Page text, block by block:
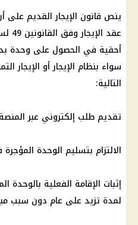
ينص قانون الإيجار القديم على
أحقية في الحصول على وحدة
سواء بنظام الإيجار أو الإيجار
التالية:
تقديم طلب إلكتروني عبر
الالتزام بتسليم الوحدة
إثبات الإقامة الفعلية
لمدة تزيد على عام دون سبب